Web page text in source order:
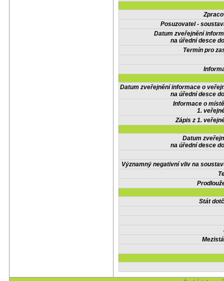
Posuzovatel -
Datum zveřejnění
na úřední desce
Termín pro
Datum zveřejnění informace o
na úřední desce
Informace o
1.
Zápis z 1.
Datum
na úřední desce
Významný negativní vliv na
Stát